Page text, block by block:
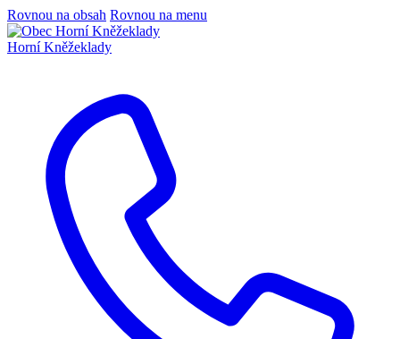
Rovnou na obsah Rovnou na menu
Horní Kněžeklady